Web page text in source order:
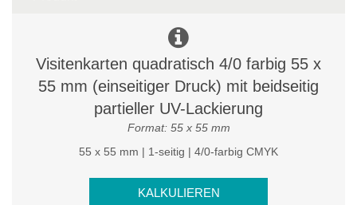
Visitenkarten quadratisch 4/0 farbig 55 x
55 mm (einseitiger Druck) mit beidseitig
partieller UV-Lackierung
Format: 55 x 55 mm
55 x 55 mm | 1-seitig | 4/0-farbig CMYK
KALKULIEREN